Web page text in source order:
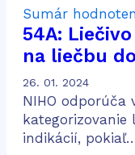
Sumár
54A:
na liečbu
stredne
aktívnou
predošlej
liečbe
26. 01. 2024
NIHO odporúča
kategorizovanie
indikácií,